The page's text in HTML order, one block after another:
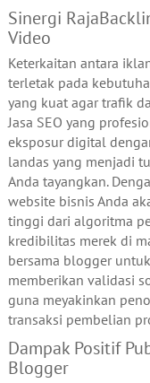
Sinergi
Video
Keterkaitan antara
terletak pada
yang kuat agar trafik
Jasa SEO yang
eksposur digital
landas yang menjadi
Anda tayangkan.
website bisnis Anda
tinggi dari algoritma
kredibilitas merek di
bersama blogger
memberikan validasi
guna meyakinkan
transaksi pembelian
Dampak Positif
Blogger